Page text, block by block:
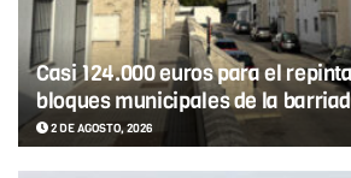
Casi 124.000 euros para el
bloques municipales de la
2 DE AGOSTO, 2026